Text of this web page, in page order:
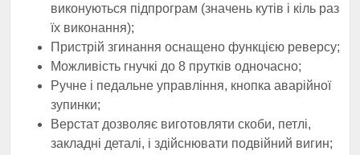
виконуються підпрограм (значень кутів і кіль раз
їх виконання);
Пристрій згинання оснащено функцією реверсу;
Можливість гнучкі до 8 прутків одночасно;
Ручне і педальне управління, кнопка аварійної
зупинки;
Верстат дозволяє виготовляти скоби, петлі,
закладні деталі, і здійснювати подвійний вигин;